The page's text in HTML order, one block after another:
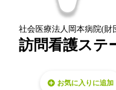
社会医療法人岡本病院(財
訪問看護ステ
お気に入り